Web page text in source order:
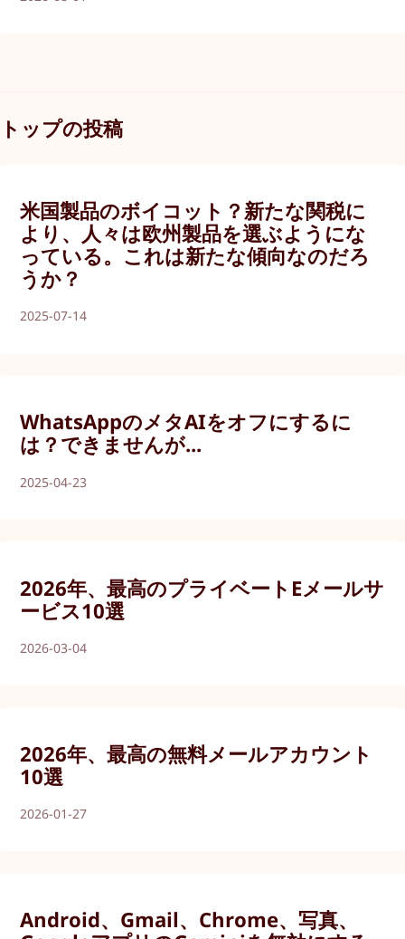
トップの投稿
米国製品のボイコット？新たな関税に
より、人々は欧州製品を選ぶようにな
っている。これは新たな傾向なのだろ
うか？
2025-07-14
WhatsAppのメタAIをオフにするに
は？できませんが...
2025-04-23
2026年、最高のプライベートEメールサ
ービス10選
2026-03-04
2026年、最高の無料メールアカウント
10選
2026-01-27
Android、Gmail、Chrome、写真、